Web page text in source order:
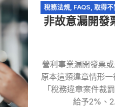
稅務法規, FAQS, 取得不
非故意漏開發
營利事業漏開發票
原本這類違章情形
「稅務違章案件裁
給予2%、